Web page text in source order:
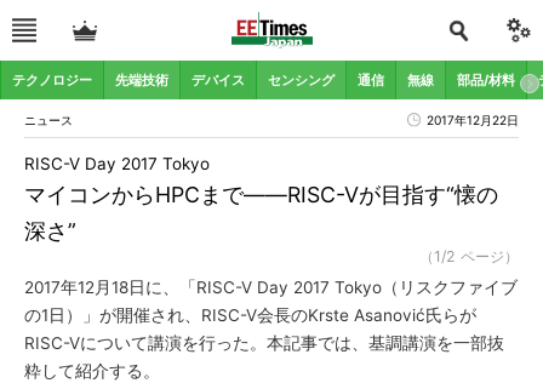
テクノロジー 先端技術 デバイス センシング 通信 無線 部品/材料
ニュース 2017年12月22日
マイコンからHPCまで――RISC-Vが目指す“懐の
深さ”
RISC-V Day 2017 Tokyo
（1/2 ページ）
2017年12月18日に、「RISC-V Day 2017 Tokyo（リスクファイブ
の1日）」が開催され、RISC-V会長のKrste Asanović氏らが
RISC-Vについて講演を行った。本記事では、基調講演を一部抜
粋して紹介する。